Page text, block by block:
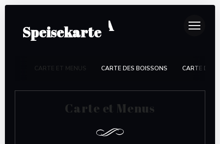
LA TRATTORIA
Speisekarte
Carte et Menus
CARTE ET MENUS CARTE DES BOISSONS CARTE DES